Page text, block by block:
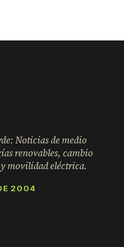
Noticias de medio
renovables, cambio
movilidad eléctrica.
2004